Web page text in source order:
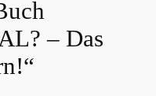
– Das